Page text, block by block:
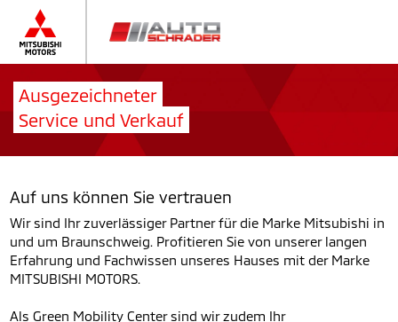
Ausgezeichneter
Service und Verkauf
Auf uns können Sie vertrauen
Wir sind Ihr zuverlässiger Partner für die Marke Mitsubishi in
und um Braunschweig. Profitieren Sie von unserer langen
Erfahrung und Fachwissen unseres Hauses mit der Marke
MITSUBISHI MOTORS.
Als Green Mobility Center sind wir zudem Ihr